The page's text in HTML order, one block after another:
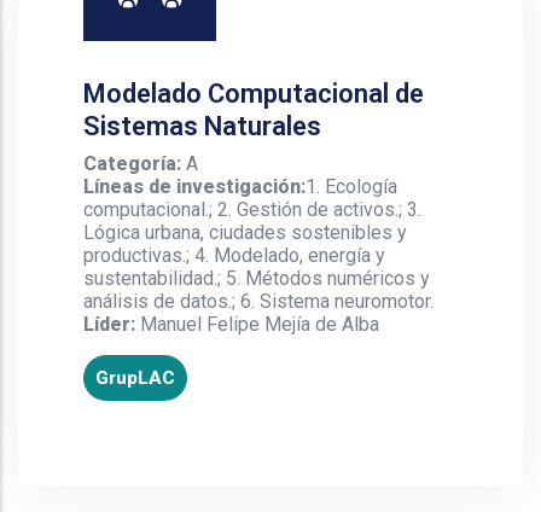
Modelado Computacional de
Sistemas Naturales
Categoría: A
Líneas de investigación:1. Ecología
computacional.; 2. Gestión de activos.; 3.
Lógica urbana, ciudades sostenibles y
productivas.; 4. Modelado, energía y
sustentabilidad.; 5. Métodos numéricos y
análisis de datos.; 6. Sistema neuromotor.
Líder: Manuel Felipe Mejía de Alba
GrupLAC